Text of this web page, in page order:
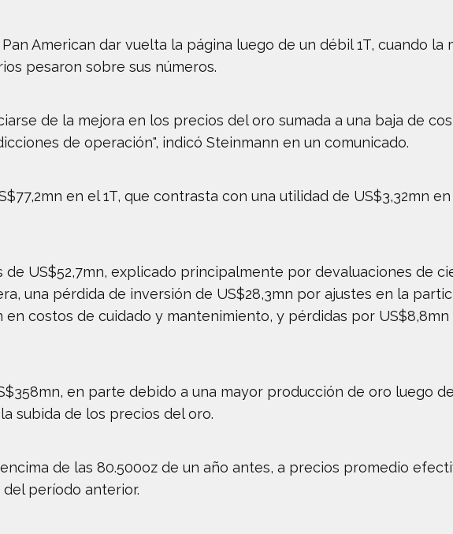
American dar vuelta la página luego de un débil 1T, cuando la
pesaron sobre sus números.
de la mejora en los precios del oro sumada a una baja de
de operación", indicó Steinmann en un comunicado.
en el 1T, que contrasta con una utilidad de US$3,32mn
US$52,7mn, explicado principalmente por devaluaciones de
una pérdida de inversión de US$28,3mn por ajustes en la
en costos de cuidado y mantenimiento, y pérdidas por
en parte debido a una mayor producción de oro luego
subida de los precios del oro.
de las 80.500oz de un año antes, a precios promedio
período anterior.